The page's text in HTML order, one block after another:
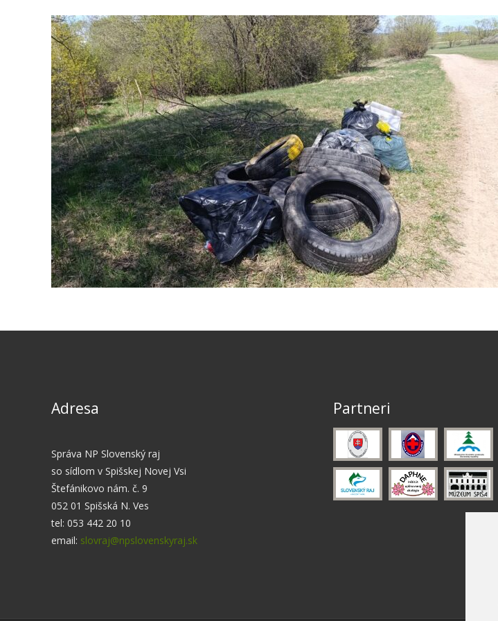
Adresa
Správa NP Slovenský raj
so sídlom v Spišskej Novej Vsi
Štefánikovo nám. č. 9
052 01 Spišská N. Ves
tel: 053 442 20 10
email: slovraj@npslovenskyraj.sk
Partneri